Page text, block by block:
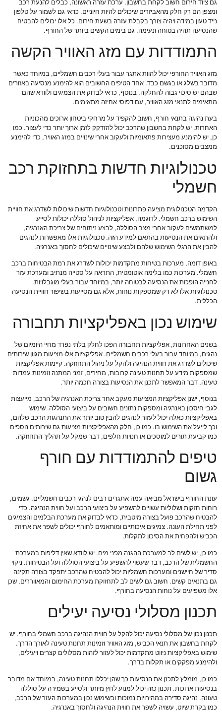
גם ציוד חירום חשוב לקחת בחשבון. ערכת עזרה ראשונה, כבלים להנעת רכב
ומצפן הם רק חלק מהאביזרים שיכולים להיות חיוניים. כדאי גם לשמור על טלפון
נייד טעון במידה ויהיה צורך בקבלת עזרה בשעת חירום. כל אלו יכולים להבטיח
שהנסיעה תהיה בטוחה ונעימה, גם בימים הקשים ביותר של החורף.
התמודדות עם מזג האוויר הקשה
מזג האוויר החורפי יכול להוות אתגר עבור בעלי רכבים חשמליים, במיוחד כאשר
מדובר בשלג או בגשם כבד. אחד הטיפים החשובים הוא להימנע מנסיעה באזורים
שבהם יש סיכוי גבוה להחלקה. בנוסף, כדאי לבדוק את הצמיגים ולוודא שהם
מתאימים לתנאי מזג האוויר, עם דפוסי אחיזה מתאימים.
בעת נהיגה בתנאי חורף, חשוב להקפיד על מרחקי ביטחון ארוכים מהכוניות
האחרות. יש לקחת בחשבון שהרכב יכול להזדקק לזמן ארוך יותר כדי לעצור. כמו
כן, יש להימנע מעצירות פתאומיות ולעקוב אחרי שינויים במזג האוויר, כדי להימנע
ממצבים מסוכנים.
טכנולוגיות חדשות בתחזוקת רכב
חשמלי
הקדמה הטכנולוגית מציעה פתרונות וטכנולוגיות חדשות שיכולות לשדרג את חוויית
השימוש ברכב חשמלי. לדוגמה, אפליקציות לניהול סוללה יכולות לסייע
למשתמשים לעקוב אחרי מצב הסוללה, לבצע ניתוחים של צריכת האנרגיה,
ולהתאים את הנסיעות בהתאם למידע הזה. טכנולוגיות אלו מאפשרות לנהגים
להבין את הרגלי השימוש שלהם ולבצע שינויים שיכולים לחסוך באנרגיה.
באופן דומה, מערכות בטיחות מתקדמות יכולות לשדרג את רמת הבטיחות ברכב
חשמלי. מערכות כמו בלימה אוטומטית, התראה על סטייה מנתיב ומערכת עזר
לחנייה הופכות את הנסיעה לבטוחה יותר, במיוחד עבור בעלי מוגבלויות.
טכנולוגיות אלו לא רק שמספקות נוחות, אלא גם מסייעות בשיפור חוויית הנסיעה
הכללית.
שימוש נכון באפליקציות תחבורה
בשנים האחרונות, אפליקציות תחבורה הפכו לחלק בלתי נפרד מחיי היומיום של
נהגים, במיוחד עבור בעלי רכבים חשמליים. אפליקציות אלו מציעות מגוון שירותים
שיכולים לשדרג את חווית הנהיגה ולהקל על ניהול התחזוקה. קיימות אפליקציות
שמספקות מידע על תחנות טעינה קרובות, מחירים, זמני המתנה וזמינות עמדות
טעינה, דבר המאפשר לתכנן את הנסיעות בצורה חכמה יותר.
בנוסף, ישנן אפליקציות המציעות מעקב אחר צריכת האנרגיה של הרכב, מייעצות
לגבי חיסכון באנרגיה ומספקות נתונים חשובים על ביצועי הסוללה. שימוש
באפליקציות כאלה יכול לעזור לנהגים להבין טוב יותר את התנהגות הרכב שלהם,
וכך לייעל את השימוש בו. כמו כן, חלק מהאפליקציות מציעות גם שירותים נוספים
כמו קביעת תורים למוסכים או חנויות חלפים, דבר שמקל על תהליך התחזוקה.
טיפים להתמודדות עם חורף
גשום
עונת החורף בישראל מביאה עמה אתגרים רבים לנהגי רכבים חשמליים. גשמים,
רוחות חזקות ושלוליות עשויים להשפיע על ביצועי הרכב ועל חווית הנהיגה. כדי
להבטיח שהרכב פועל בצורה מיטבית, כדאי לבדוק את מערכת הבלמים והצמיגים
לפני תחילת העונה. צמיגים איכותיים ומותאמים לחורף יכולים לשפר את אחיזת
הכביש ולהפחית את הסיכון לתקלות.
כמו כן, יש לשים לב למערכת ההגנה מפני מים. יש לוודא שאין דליפות במערכת
החשמלית של הרכב, דבר שעשוי להשפיע על ביצועי הסוללה ועל הבטיחות. ניקוי
סדיר של חיישנים ומערכות חשמליות יכול להבטיח שהרכב יתפקד בצורה תקינה
גם בתנאים קשים. חשוב גם לשים לב לתחזוקת מערכת החימום והמאווררים, שכן
אלו משפיעים על נוחות הנסיעה בחורף.
תכנון מסלולי נסיעה יעילים
תכנון נכון של מסלולי נסיעה יכול להקל על חווית הנהיגה ברכב חשמלי בחורף. יש
לקחת בחשבון את תנאי הכביש, מזג האוויר וזמינות תחנות טעינה לאורך הדרך.
שימוש באפליקציות ניווט מתקדמות יכול לעזור לזהות מסלולים קצרים ויעילים,
ולהימנע מפקקים או תקלות בדרך.
כמו כן, מומלץ לתכנן את הנסיעות כך שהן יכללו תחנות טעינה, במיוחד אם מדובר
בנסיעות ארוכות. תכנון כזה יכול למנוע לחץ מיותר ולסייע בשמירה על סוללה
טעונה. נהיגה סדירה במהירויות נמוכות ובשימוש נכון במערכות העזר של הרכב,
כמו בקרת שיוט, עשויה לשפר את חווית הנהיגה ולחסוך באנרגיה.